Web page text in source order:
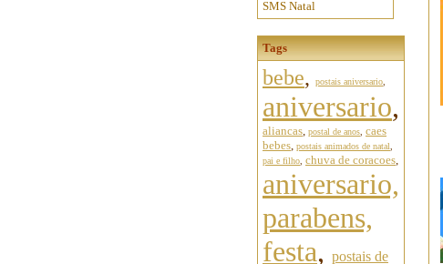
SMS Natal
Tags
bebe, postais aniversario
aniversario,
aliancas, postal de anos caes
bebes, postais animados de natal
pai e filho chuva de coracoes,
aniversario,
parabens,
festa, postais de